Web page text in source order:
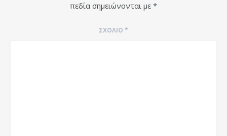
πεδία σημειώνονται με *
ΣΧΌΛΙΟ *